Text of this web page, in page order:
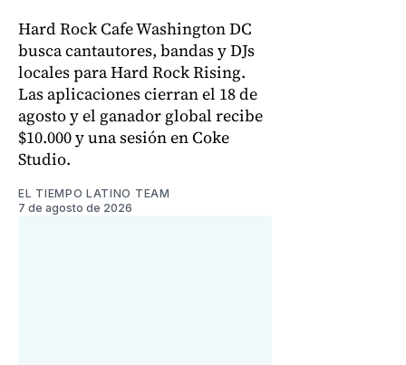
Hard Rock Cafe Washington DC
busca cantautores, bandas y DJs
locales para Hard Rock Rising.
Las aplicaciones cierran el 18 de
agosto y el ganador global recibe
$10.000 y una sesión en Coke
Studio.
EL TIEMPO LATINO TEAM
7 de agosto de 2026